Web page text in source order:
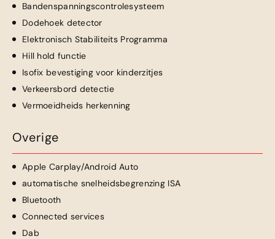
Bandenspanningscontrolesysteem
Dodehoek detector
Elektronisch Stabiliteits Programma
Hill hold functie
Isofix bevestiging voor kinderzitjes
Verkeersbord detectie
Vermoeidheids herkenning
Overige
Apple Carplay/Android Auto
automatische snelheidsbegrenzing ISA
Bluetooth
Connected services
Dab